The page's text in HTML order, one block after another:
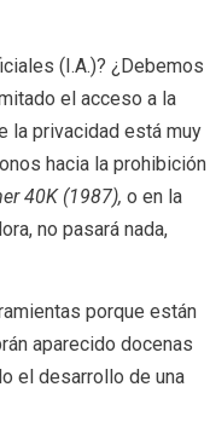
(I.A.)? ¿Debemos
el acceso a la
la privacidad está muy
hacia la prohibición
40K (1987), o en la
no pasará nada,
porque están
aparecido docenas
el desarrollo de una